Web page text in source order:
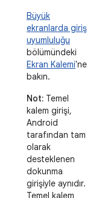
Büyük
ekranlarda giriş
uyumluluğu
bölümündeki
Ekran Kalemi'ne
bakın.
Not: Temel
kalem girişi,
Android
tarafından tam
olarak
desteklenen
dokunma
girişiyle aynıdır.
Temel kalem